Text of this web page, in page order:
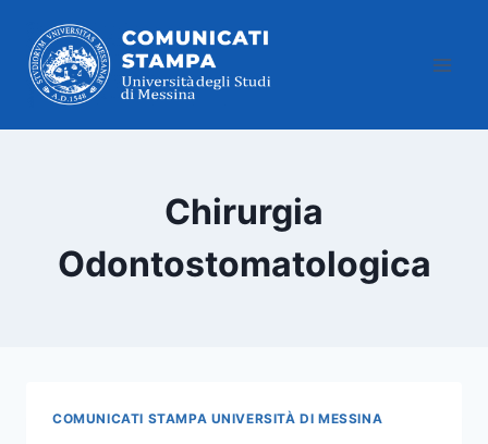
contenuto
Chirurgia
Odontostomatologica
COMUNICATI STAMPA UNIVERSITÀ DI MESSINA